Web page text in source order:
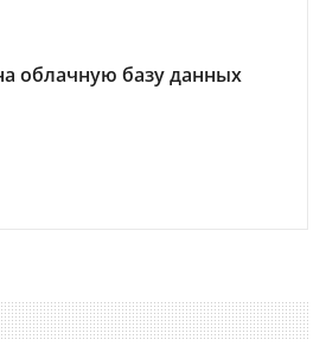
облачную базу данных